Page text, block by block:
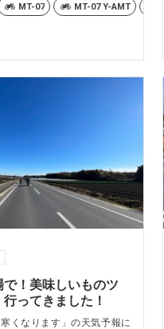
MT-07 MT-07 Y-AMT
で！美味しいものツ
ってきました！
寒くなります」の天気予報に